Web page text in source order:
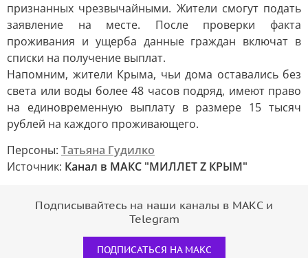
признанных чрезвычайными. Жители смогут подать
заявление на месте. После проверки факта
проживания и ущерба данные граждан включат в
списки на получение выплат.
Напомним, жители Крыма, чьи дома оставались без
света или воды более 48 часов подряд, имеют право
на единовременную выплату в размере 15 тысяч
рублей на каждого проживающего.
Персоны: Татьяна Гудилко
Источник: Канал в МАКС "МИЛЛЕТ Z КРЫМ"
Подписывайтесь на наши каналы в МАКС и
Telegram
ПОДПИСАТЬСЯ НА МАКС